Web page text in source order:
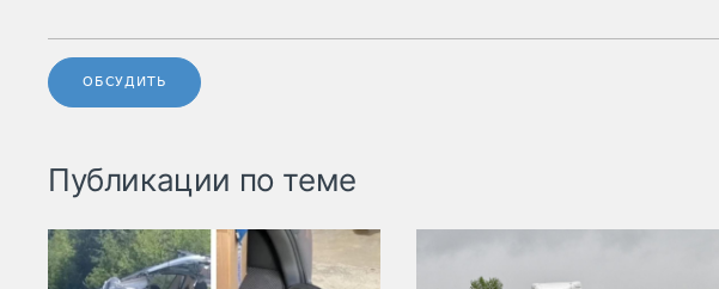
ОБСУДИТЬ
Публикации по теме